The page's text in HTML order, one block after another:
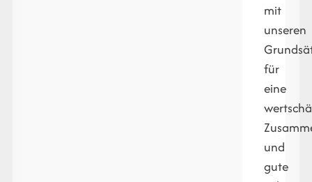
mit
unseren
für
eine
und
gute